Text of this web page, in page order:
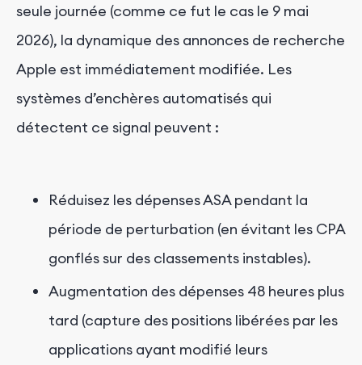
seule journée (comme ce fut le cas le 9 mai
2026), la dynamique des annonces de recherche
Apple est immédiatement modifiée. Les
systèmes d’enchères automatisés qui
détectent ce signal peuvent :
Réduisez les dépenses ASA pendant la
période de perturbation (en évitant les CPA
gonflés sur des classements instables).
Augmentation des dépenses 48 heures plus
tard (capture des positions libérées par les
applications ayant modifié leurs